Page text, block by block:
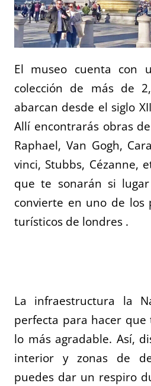
El museo cuenta con
colección de más de
abarcan desde el siglo
Allí encontrarás obras
Raphael, Van Gogh,
vinci, Stubbs, Cézanne,
que te sonarán si
convierte en uno de los
turísticos de londres .
La infraestructura la
perfecta para hacer
lo más agradable. Así,
interior y zonas de
puedes dar un respiro